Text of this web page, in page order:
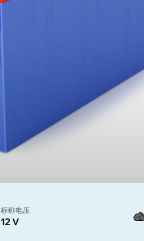
标称电压
12 V